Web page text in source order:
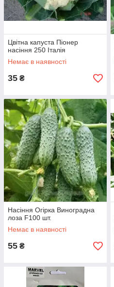
Цвітна капуста Піонер
насіння 250 Італія
Немає в наявності
35 ₴
Насіння Огірка Виноградна
лоза F100 шт.
Немає в наявності
55 ₴